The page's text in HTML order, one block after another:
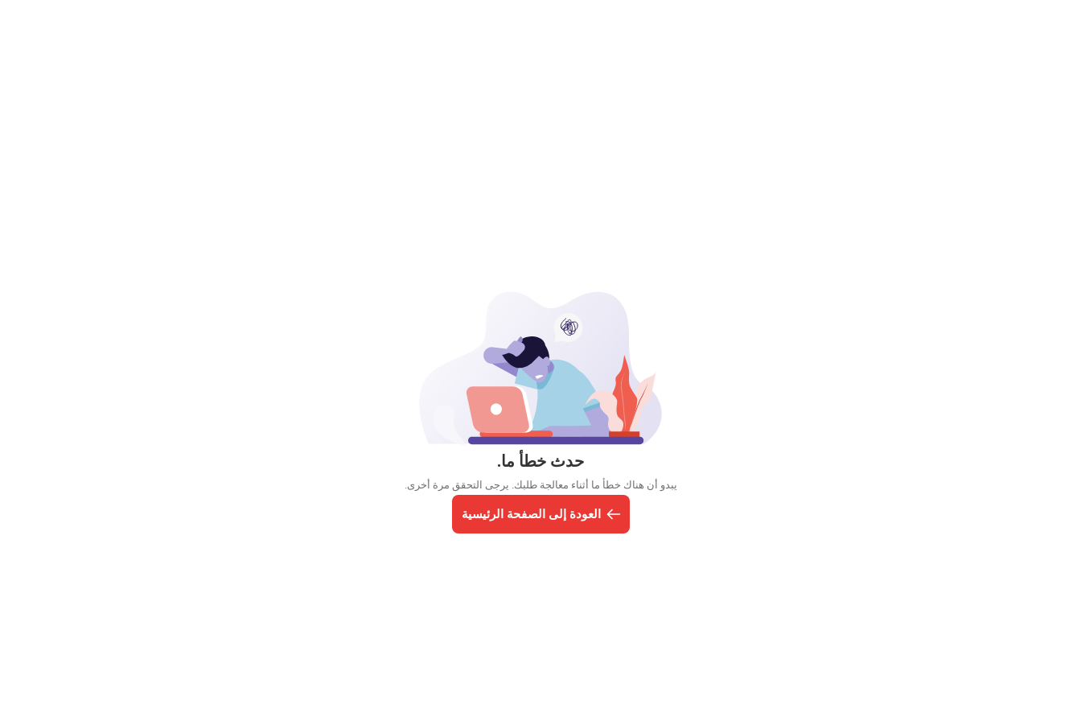
حدث خطأ ما.
يبدو أن هناك خطأ ما أثناء معالجة طلبك. يرجى التحقق مرة أخرى.
العودة إلى الصفحة الرئيسية